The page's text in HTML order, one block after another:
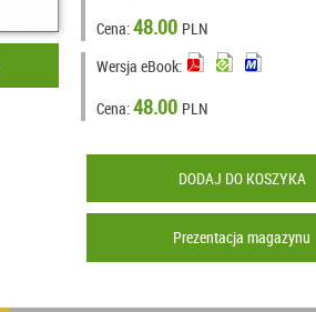
Cena:48.00 PLN
Wersja eBook:
Cena:48.00 PLN
DODAJ DO KOSZYKA
Prezentacja magazynu